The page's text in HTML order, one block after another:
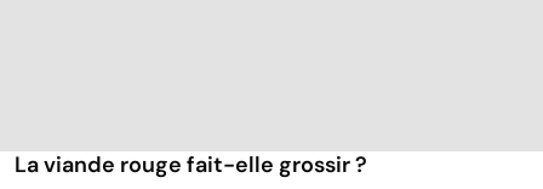
La viande rouge fait-elle grossir ?